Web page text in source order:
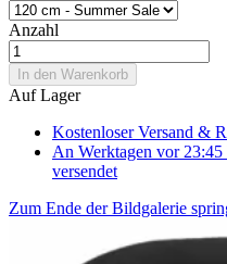
Anzahl
In den Warenkorb
Auf Lager
Kostenloser Versand &
An Werktagen vor 23:45
versendet
Zum Ende der Bildgalerie